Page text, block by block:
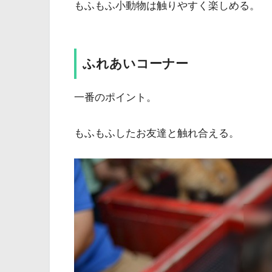
もふもふ小動物は触りやすく楽しめる。
ふれあいコーナー
一番のポイント。
もふもふしたお友達と触れ合える。